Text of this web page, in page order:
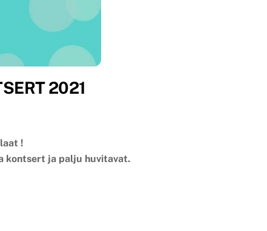
2021
!
kontsert ja palju huvitavat.